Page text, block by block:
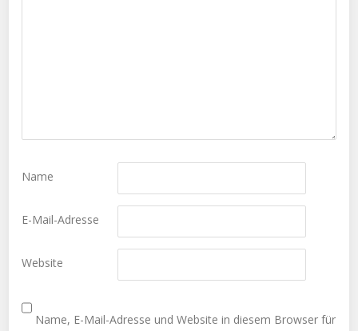
Name
E-Mail-Adresse
Website
Name, E-Mail-Adresse und Website in diesem Browser für